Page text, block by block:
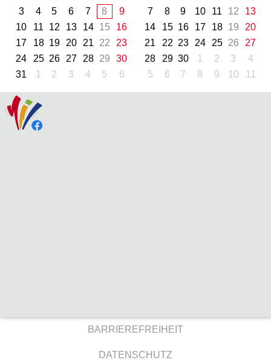
3
4 5 6 7 8
9
10
11 12 13 14 15
16
17
18 19 20 21 22
23
24
25 26 27 28 29
30
31
1 2 3 4 5 6
7
8 9 10 11 12
13
14
15 16 17 18 19
20
21
22 23 24 25 26
27
28
29 30 1 2 3
4
5
6 7 8 9 10 11
BARRIEREFREIHEIT
DATENSCHUTZ